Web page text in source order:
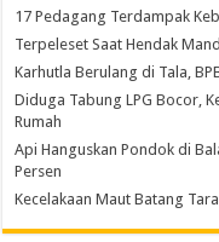
17 Pedagang Terdampak
Terpeleset Saat Hendak
Karhutla Berulang di Tala,
Diduga Tabung LPG Bocor,
Rumah
Api Hanguskan Pondok di
Persen
Kecelakaan Maut Batang